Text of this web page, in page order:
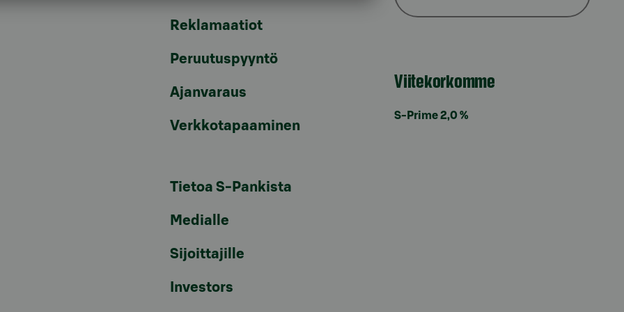
Reklamaatiot
Peruutuspyyntö
Ajanvaraus
Verkkotapaaminen
Tietoa S-Pankista
Medialle
Sijoittajille
Investors
Viitekorkomme
S-Prime 2,0 %